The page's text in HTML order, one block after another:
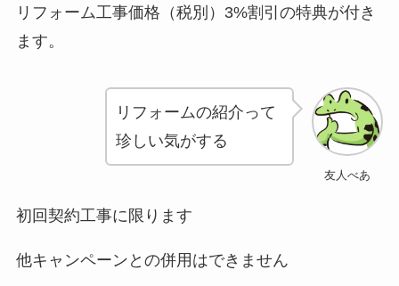
リフォーム工事価格（税別）3%割引の特典が付き
ます。
友人べあ
リフォームの紹介って
珍しい気がする
初回契約工事に限ります
他キャンペーンとの併用はできません